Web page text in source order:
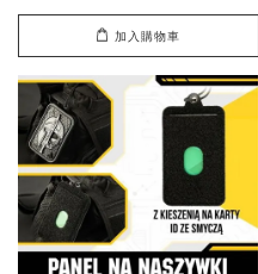
加入購物車